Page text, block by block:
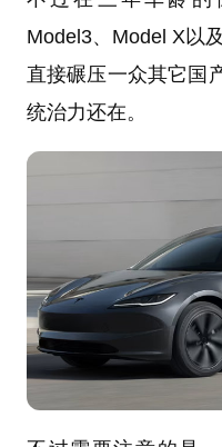
Model3、Model X以
直接碾压一众其它国
统治力还在。